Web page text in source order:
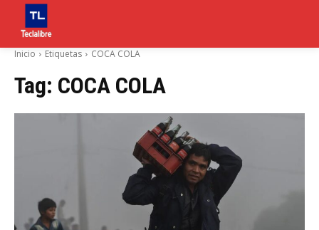
Inicio Etiquetas COCA COLA
Tag: COCA COLA